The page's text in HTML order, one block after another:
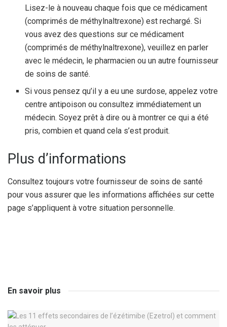
Lisez-le à nouveau chaque fois que ce médicament
(comprimés de méthylnaltrexone) est rechargé. Si
vous avez des questions sur ce médicament
(comprimés de méthylnaltrexone), veuillez en parler
avec le médecin, le pharmacien ou un autre fournisseur
de soins de santé.
Si vous pensez qu’il y a eu une surdose, appelez votre
centre antipoison ou consultez immédiatement un
médecin. Soyez prêt à dire ou à montrer ce qui a été
pris, combien et quand cela s’est produit.
Plus d’informations
Consultez toujours votre fournisseur de soins de santé
pour vous assurer que les informations affichées sur cette
page s’appliquent à votre situation personnelle.
En savoir plus